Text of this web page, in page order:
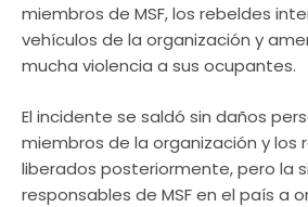
miembros de MSF, los rebeldes
vehículos de la organización y
mucha violencia a sus ocupantes.
El incidente se saldó sin daños
miembros de la organización y los
liberados posteriormente, pero la
responsables de MSF en el país a